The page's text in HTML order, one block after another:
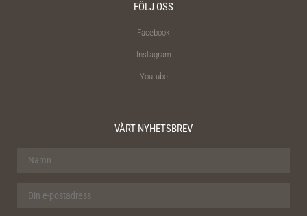
FÖLJ OSS
Facebook
Instagram
Youtube
VÅRT NYHETSBREV